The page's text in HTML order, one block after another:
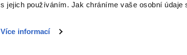
s jejich používáním. Jak chráníme vaše osobní údaje
Více informací